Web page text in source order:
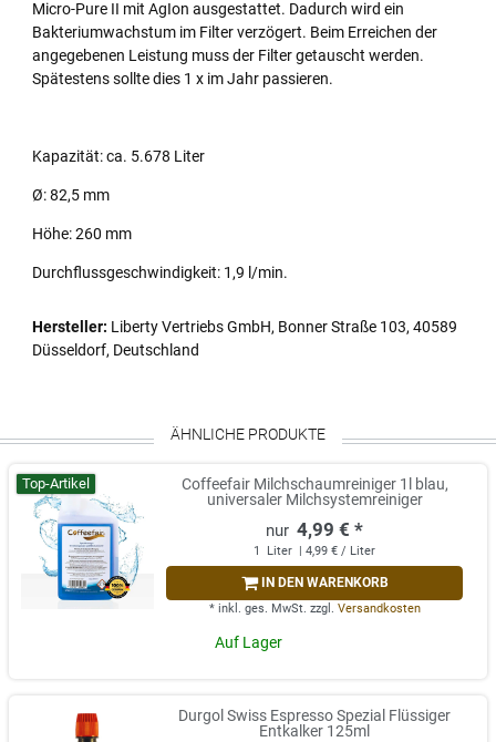
Micro-Pure II mit AgIon ausgestattet. Dadurch wird ein
Bakteriumwachstum im Filter verzögert. Beim Erreichen der
angegebenen Leistung muss der Filter getauscht werden.
Spätestens sollte dies 1 x im Jahr passieren.
Kapazität: ca. 5.678 Liter
Ø: 82,5 mm
Höhe: 260 mm
Durchflussgeschwindigkeit: 1,9 l/min.
Hersteller: Liberty Vertriebs GmbH, Bonner Straße 103, 40589
Düsseldorf, Deutschland
ÄHNLICHE PRODUKTE
Top-Artikel
Coffeefair Milchschaumreiniger 1l blau,
universaler Milchsystemreiniger
4,99 € *
1 Liter | 4,99 € / Liter
IN DEN WARENKORB
* inkl. ges. MwSt. zzgl. Versandkosten
Auf Lager
Durgol Swiss Espresso Spezial Flüssiger
Entkalker 125ml